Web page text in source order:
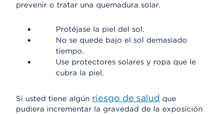
prevenir o tratar una quemadura solar.
Protéjase la piel del sol.
No se quede bajo el sol demasiado
tiempo.
Use protectores solares y ropa que le
cubra la piel.
Si usted tiene algún riesgo de salud que
pudiera incrementar la gravedad de la exposición